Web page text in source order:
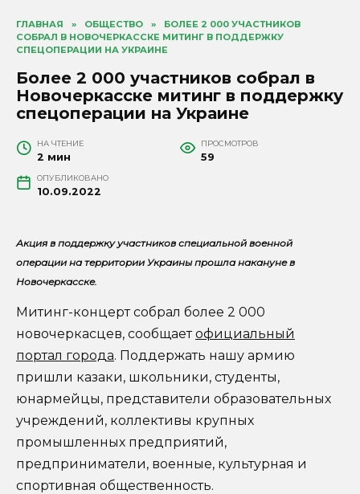
ГЛАВНАЯ » ОБЩЕСТВО »
БОЛЕЕ 2 000 УЧАСТНИКОВ
СОБРАЛ В НОВОЧЕРКАССКЕ МИТИНГ В ПОДДЕРЖКУ
СПЕЦОПЕРАЦИИ НА УКРАИНЕ
Более 2 000 участников собрал в
Новочеркасске митинг в поддержку
спецоперации на Украине
НА ЧТЕНИЕ
2 мин
ПРОСМОТРОВ
59
ОПУБЛИКОВАНО
10.09.2022
Акция в поддержку участников специальной военной
операции на территории Украины прошла накануне в
Новочеркасске.
Митинг-концерт собрал более 2 000
новочеркасцев, сообщаетофициальный
портал города. Поддержать нашу армию
пришли казаки, школьники, студенты,
юнармейцы, представители образовательных
учреждений, коллективы крупных
промышленных предприятий,
предприниматели, военные, культурная и
спортивная общественность.